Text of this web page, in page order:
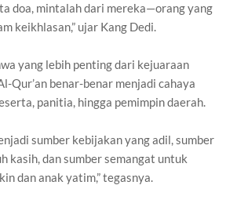
doa, mintalah dari mereka—orang yang
keikhlasan,” ujar Kang Dedi.
yang lebih penting dari kejuaraan
Qur’an benar-benar menjadi cahaya
panitia, hingga pemimpin daerah.
sumber kebijakan yang adil, sumber
kasih, dan sumber semangat untuk
dan anak yatim,” tegasnya.